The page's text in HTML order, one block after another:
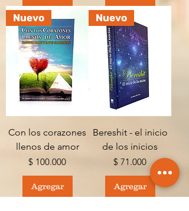
Nuevo
Con los corazones
llenos de amor
Precio
$ 100.000
Agregar
Nuevo
Bereshit - el inicio
de los inicios
Precio
$ 71.000
Agregar